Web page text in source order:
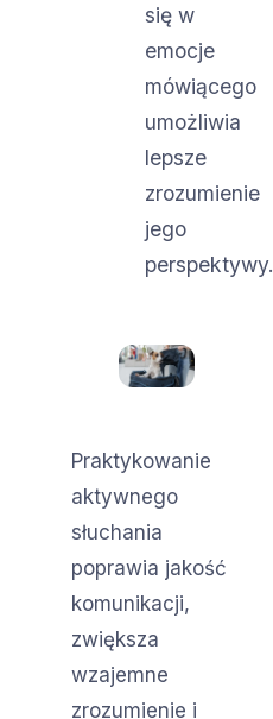
się w
emocje
mówiącego
umożliwia
lepsze
zrozumienie
jego
perspektywy.
Praktykowanie
aktywnego
słuchania
poprawia jakość
komunikacji,
zwiększa
wzajemne
zrozumienie i